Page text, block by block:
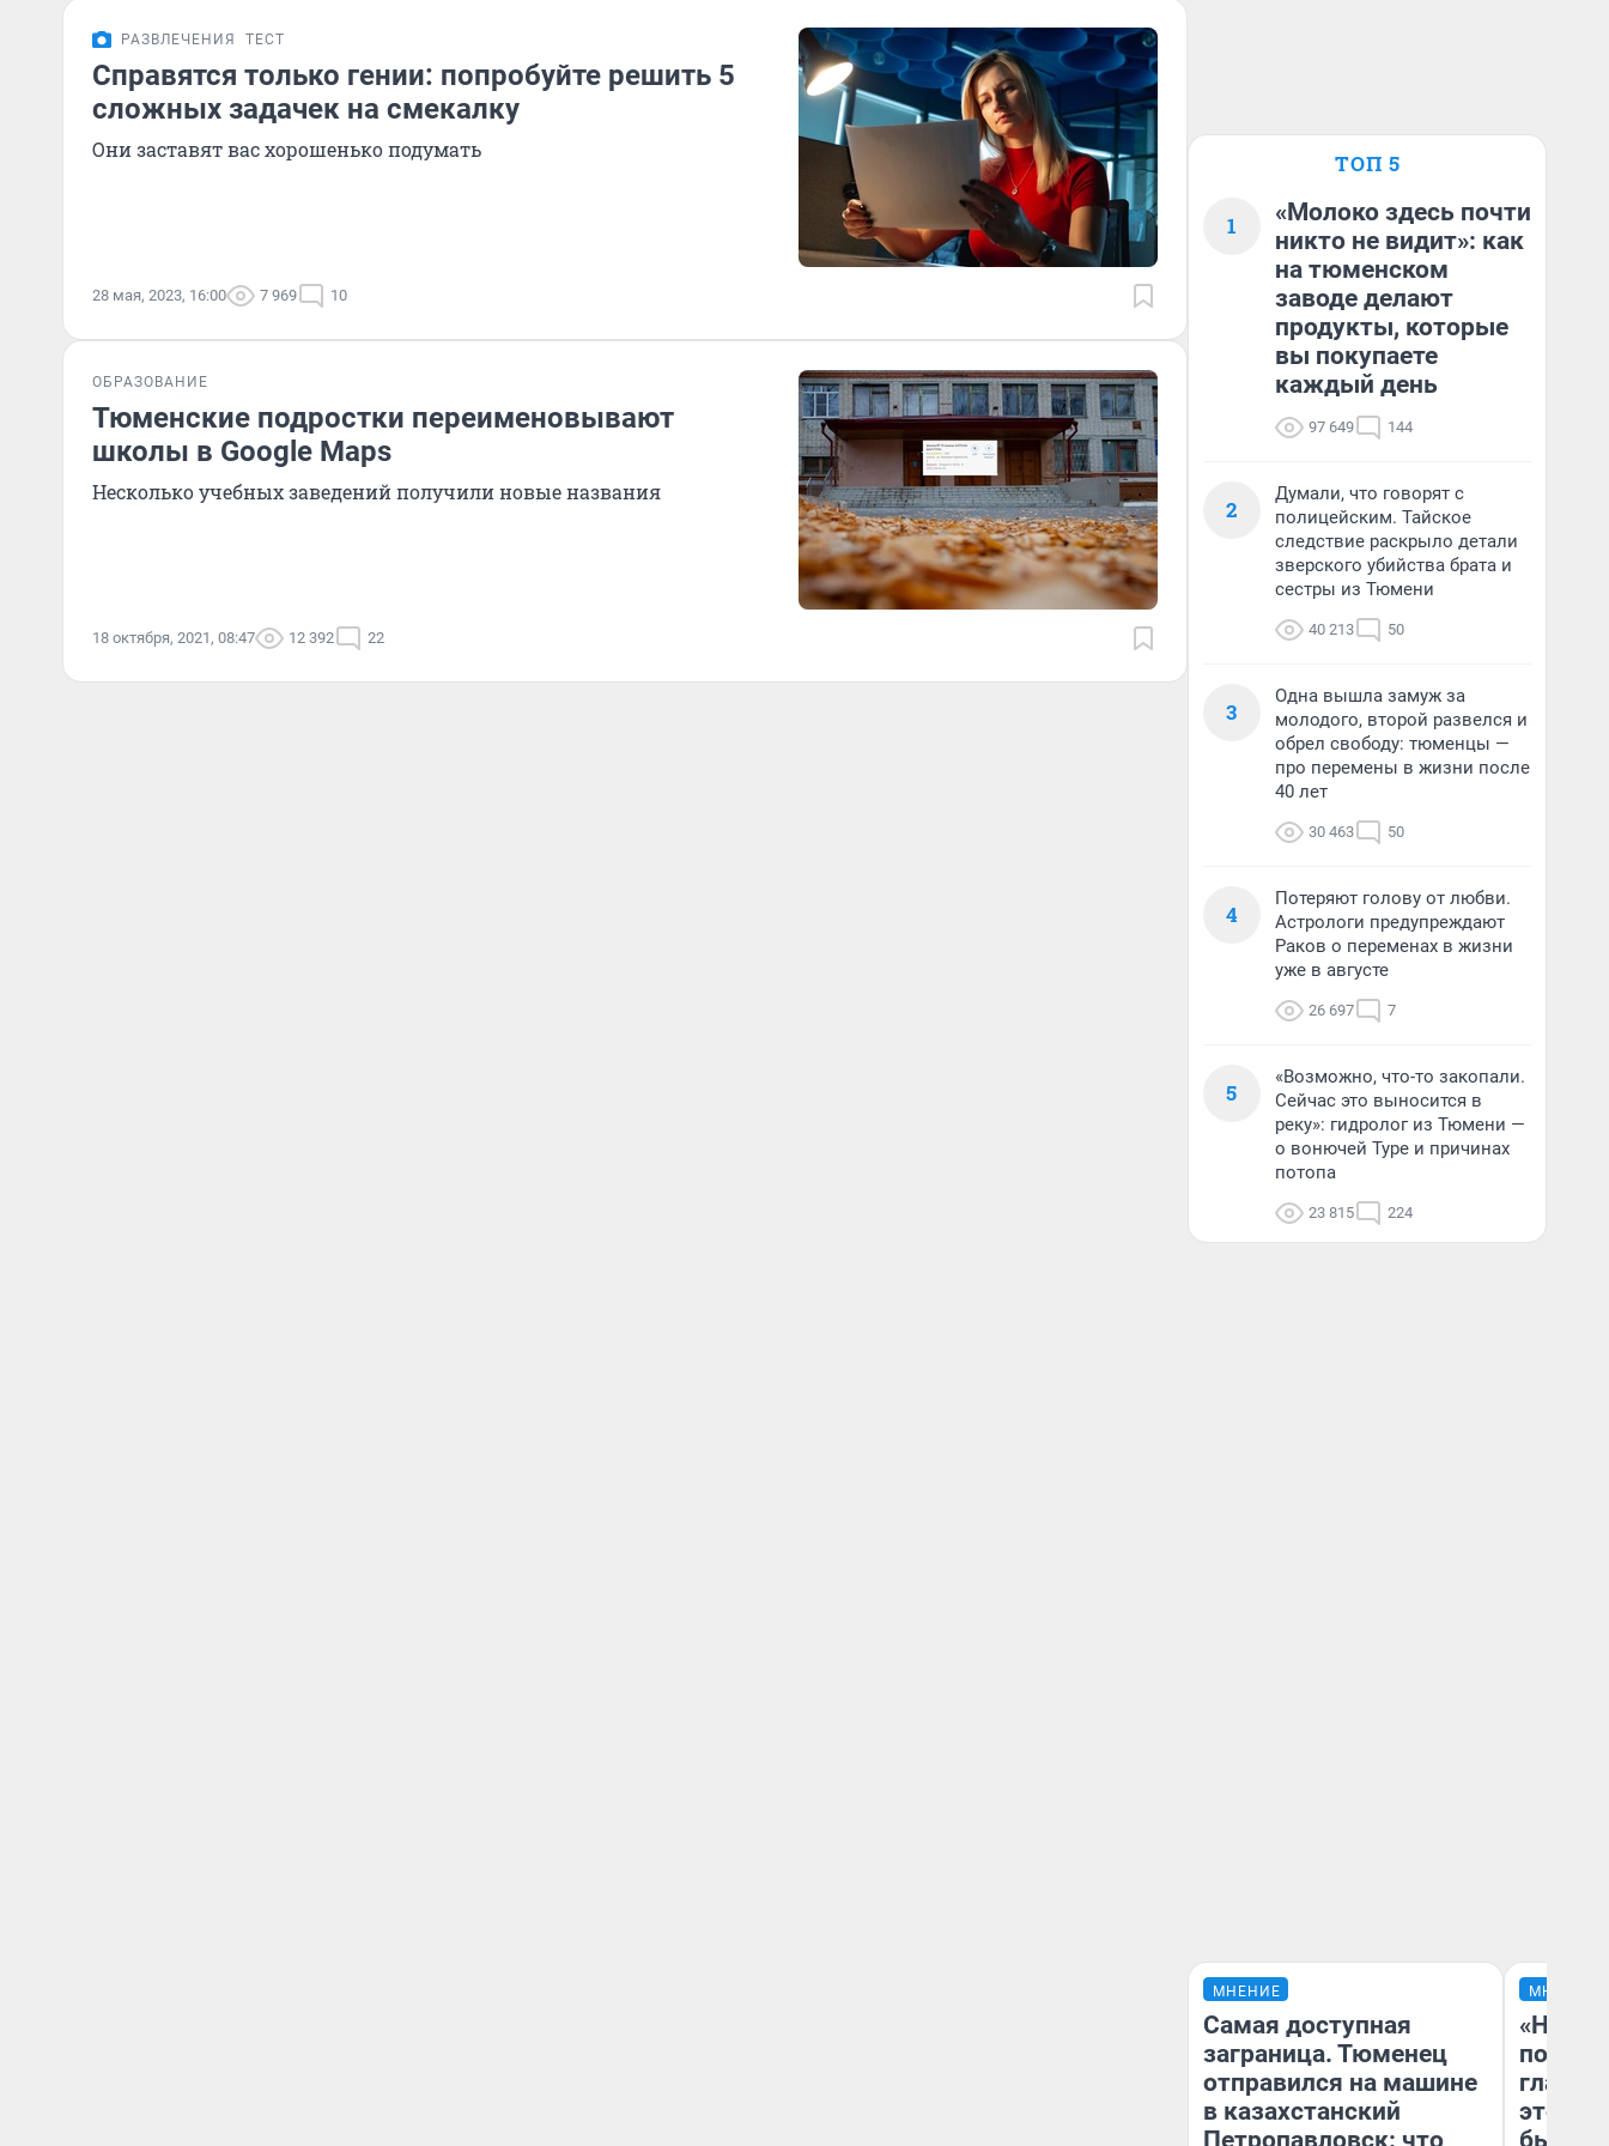
РАЗВЛЕЧЕНИЯ ТЕСТ
Справятся только гении: попробуйте решить 5
сложных задачек на смекалку
Они заставят вас хорошенько подумать
28 мая, 2023, 16:00 7 969 10
ОБРАЗОВАНИЕ
Тюменские подростки переименовывают
школы в Google Maps
Несколько учебных заведений получили новые названия
18 октября, 2021, 08:47 12 392 22
ТОП 5
1
«Молоко здесь почти
никто не видит»: как
на тюменском
заводе делают
продукты, которые
вы покупаете
каждый день
97 649 144
2
Думали, что говорят с
полицейским. Тайское
следствие раскрыло детали
зверского убийства брата и
сестры из Тюмени
40 213 50
3
Одна вышла замуж за
молодого, второй развелся и
обрел свободу: тюменцы —
про перемены в жизни после
40 лет
30 463 50
4
Потеряют голову от любви.
Астрологи предупреждают
Раков о переменах в жизни
уже в августе
26 697 7
5
«Возможно, что-то закопали.
Сейчас это выносится в
реку»: гидролог из Тюмени —
о вонючей Туре и причинах
потопа
23 815 224
МНЕНИЕ
Самая доступная
заграница. Тюменец
отправился на машине
в казахстанский
Петропавловск: что
МНЕНИЕ
этого
бьет